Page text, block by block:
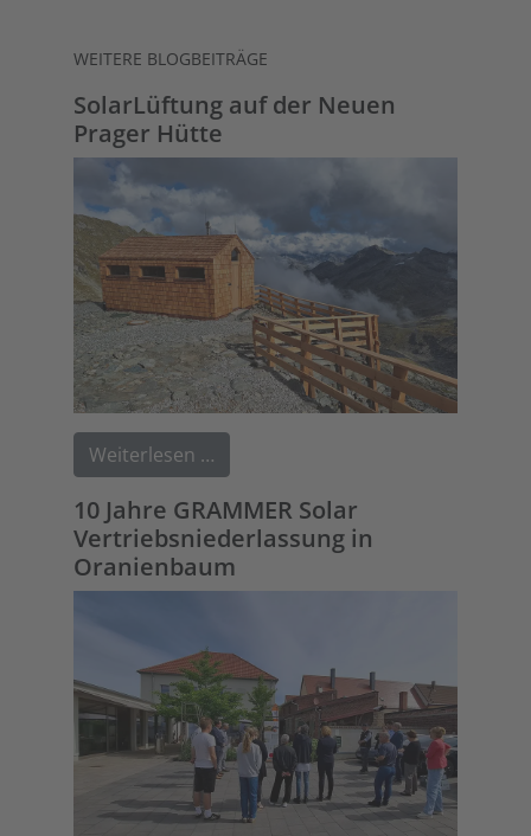
WEITERE BLOGBEITRÄGE
SolarLüftung auf der Neuen
Prager Hütte
Weiterlesen …
10 Jahre GRAMMER Solar
Vertriebsniederlassung in
Oranienbaum